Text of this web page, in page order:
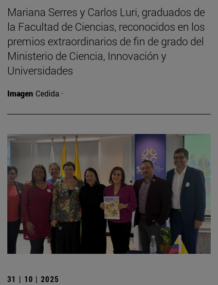
Mariana Serres y Carlos Luri, graduados de
la Facultad de Ciencias, reconocidos en los
premios extraordinarios de fin de grado del
Ministerio de Ciencia, Innovación y
Universidades
Imagen Cedida ·
31 | 10 | 2025